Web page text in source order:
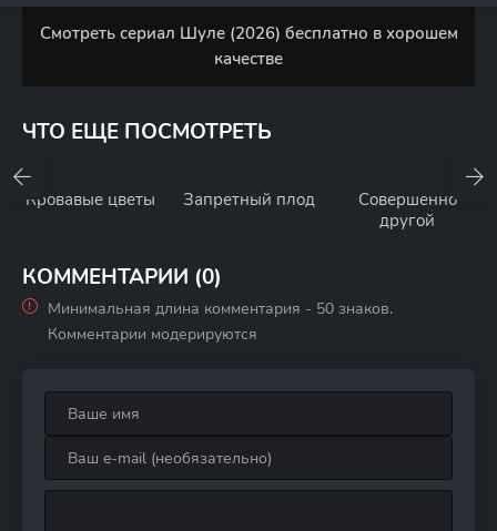
Смотреть сериал Шуле (2026) бесплатно в хорошем
качестве
ЧТО ЕЩЕ ПОСМОТРЕТЬ
Кровавые цветы Запретный плод
Совершенно
другой
КОММЕНТАРИИ (0)
Минимальная длина комментария - 50 знаков.
Комментарии модерируются